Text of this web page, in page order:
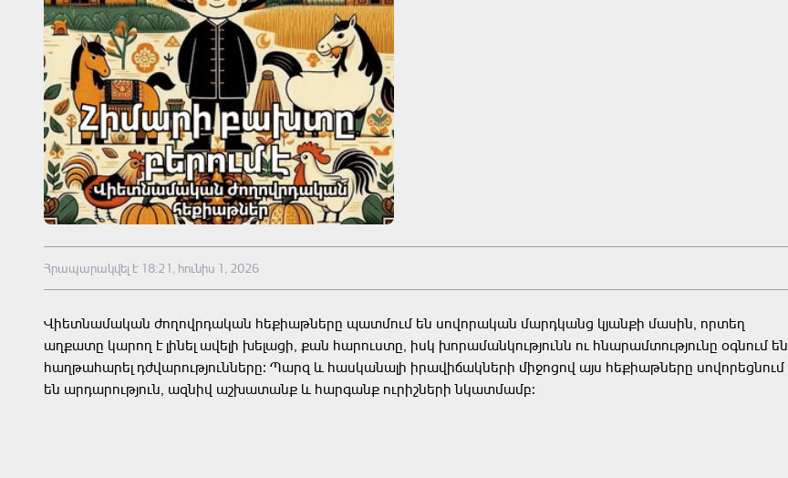
Հրապարակվել է 18:21, հունիս 1, 2026
Վիետնամական ժողովրդական հեքիաթները պատմում են սովորական մարդկանց կյանքի մասին, որտեղ
աղքատը կարող է լինել ավելի խելացի, քան հարուստը, իսկ խորամանկությունն ու հնարամտությունը օգնում են
հաղթահարել դժվարությունները։ Պարզ և հասկանալի իրավիճակների միջոցով այս հեքիաթները սովորեցնում
են արդարություն, ազնիվ աշխատանք և հարգանք ուրիշների նկատմամբ։